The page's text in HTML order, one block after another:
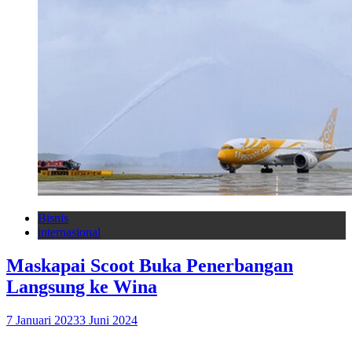
Bisnis
internasional
Maskapai Scoot Buka Penerbangan
Langsung ke Wina
7 Januari 20233 Juni 2024